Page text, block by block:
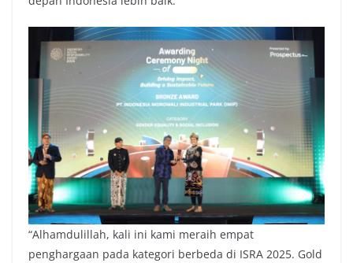
“Alhamdulillah, kali ini kami meraih empat
penghargaan pada kategori berbeda di ISRA 2025. Gold